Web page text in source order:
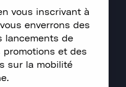
vous inscrivant à
enverrons des
lancements de
promotions et des
sur la mobilité